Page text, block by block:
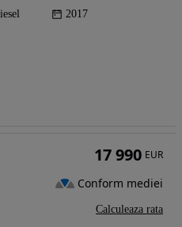
2017
17 990 EUR
Conform mediei
Calculeaza rata